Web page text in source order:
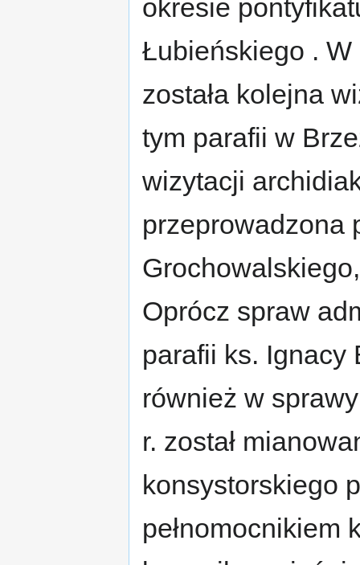
okresie
Łubieńskiego .
została kolejna
tym parafii w
wizytacji
przeprowadzona
Oprócz spraw
parafii ks. Ignacy
również w
r. został
konsystorskiego
pełnomocnikiem